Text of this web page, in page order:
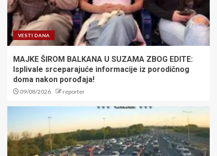
VESTI DANA
MAJKE ŠIROM BALKANA U SUZAMA ZBOG EDITE:
Isplivale srceparajuće informacije iz porodičnog
doma nakon porođaja!
09/08/2026 reporter